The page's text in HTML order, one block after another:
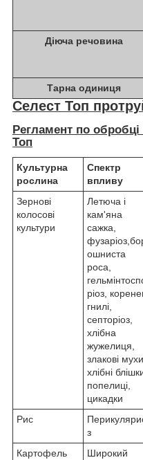
Діюча речовина
Тарна одиниця
Селест Топ
Регламент по
Топ
Культурна
рослина
Спектр
впливу
Зернові
колосові
культури
Летюча і
кам'яна
сажка,
ошниста
роса,
ріоз,
гнилі,
септоріоз,
хлібна
жужелиця,
злакові
хлібні
попелиці,
цикадки
Рис
з
Картофель
Широкий